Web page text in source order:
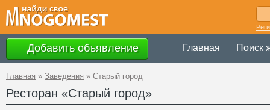
Добавить объявление Главная Поиск
Главная » Заведения » Старый город
Ресторан «Старый город»